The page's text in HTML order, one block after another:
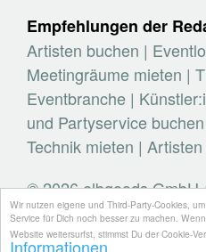
Wir nutzen eigene und Third-Party-Cookies,
Service für Dich noch besser zu machen.
Website weitersurfst, stimmst Du der Cookie-
Informationen
Empfehlungen der
Artisten buchen |
Meetingräume mieten |
Eventbranche |
und Partyservice buchen
Technik mieten |
© 2026 elbgoods GmbH
industry / Medienvielfalt
Eventbranchenbuch,